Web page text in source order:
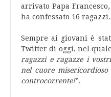
arrivato Papa
ha confessato 16 ragazzi.
Sempre ai giovani è
Twitter di oggi, nel
ragazzi e ragazze i
nel cuore
controcorrente!”.